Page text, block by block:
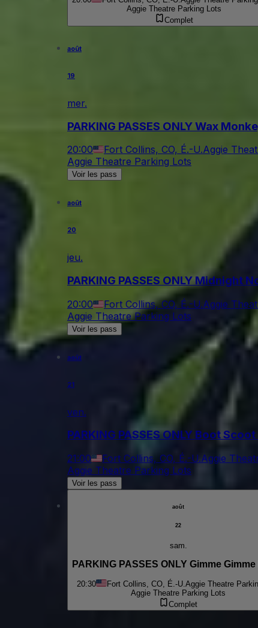
Aggie Theatre Parking Lots
Complet
août
19
mer.
PARKING PASSES ONLY Wax
20:00 Fort Collins, CO, É.-U.Aggie
Aggie Theatre Parking Lots
Voir les pass
août
20
jeu.
PARKING PASSES ONLY Midnight
20:00 Fort Collins, CO, É.-U.Aggie
Aggie Theatre Parking Lots
Voir les pass
août
21
ven.
PARKING PASSES ONLY Boot Scoot
21:00 Fort Collins, CO, É.-U.Aggie
Aggie Theatre Parking Lots
Voir les pass
août
22
sam.
PARKING PASSES ONLY Gimme
20:30 Fort Collins, CO, É.-U. Aggie Theatre
Aggie Theatre Parking Lots
Complet